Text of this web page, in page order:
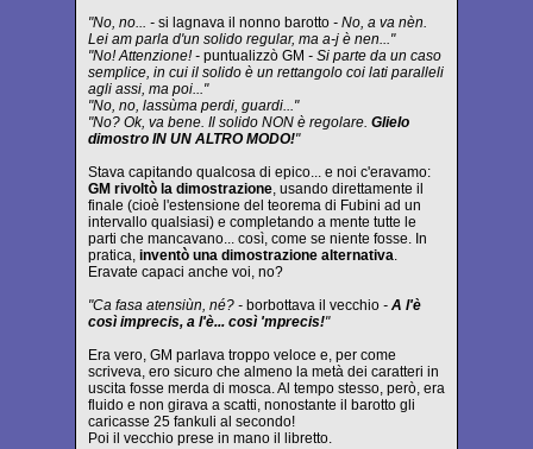
"No, no... - si lagnava il nonno barotto - No, a va nèn.
Lei am parla d'un solido regular, ma a-j è nen..."
"No! Attenzione! - puntualizzò GM - Si parte da un caso
semplice, in cui il solido è un rettangolo coi lati paralleli
agli assi, ma poi..."
"No, no, lassùma perdi, guardi..."
"No? Ok, va bene. Il solido NON è regolare. Glielo
dimostro IN UN ALTRO MODO!"
Stava capitando qualcosa di epico... e noi c'eravamo:
GM rivoltò la dimostrazione, usando direttamente il
finale (cioè l'estensione del teorema di Fubini ad un
intervallo qualsiasi) e completando a mente tutte le
parti che mancavano... così, come se niente fosse. In
pratica, inventò una dimostrazione alternativa.
Eravate capaci anche voi, no?
"Ca fasa atensiùn, né? - borbottava il vecchio - A l'è
così imprecis, a l'è... così 'mprecis!"
Era vero, GM parlava troppo veloce e, per come
scriveva, ero sicuro che almeno la metà dei caratteri in
uscita fosse merda di mosca. Al tempo stesso, però, era
fluido e non girava a scatti, nonostante il barotto gli
caricasse 25 fankuli al secondo!
Poi il vecchio prese in mano il libretto.